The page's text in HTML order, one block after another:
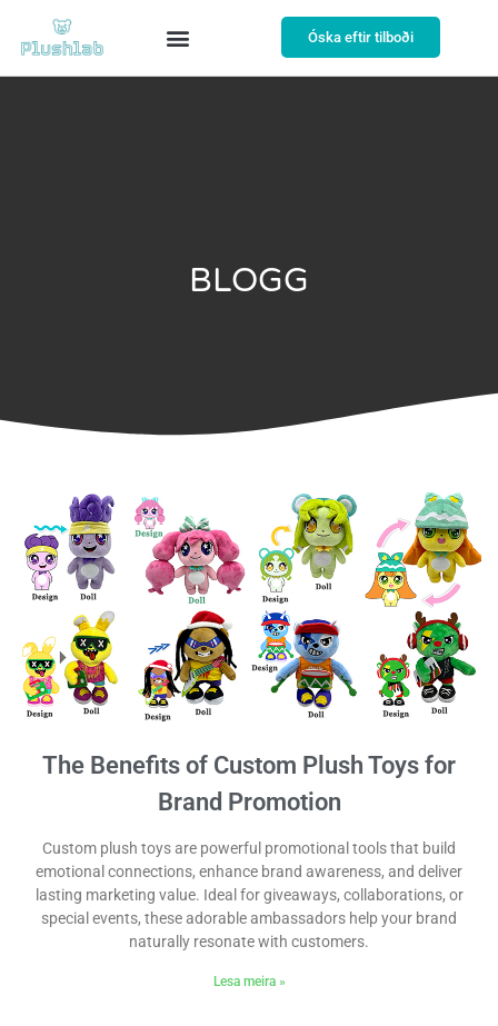
Óska eftir tilboði
BLOGG
The Benefits of Custom Plush Toys for
Brand Promotion
Custom plush toys are powerful promotional tools that build
emotional connections, enhance brand awareness, and deliver
lasting marketing value. Ideal for giveaways, collaborations, or
special events, these adorable ambassadors help your brand
naturally resonate with customers.
Lesa meira »